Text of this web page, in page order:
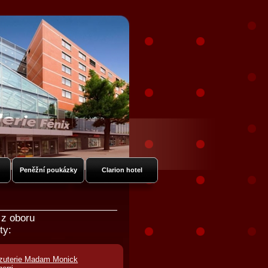
Peněžní poukázky Clarion hotel
oboru
Madam Monick